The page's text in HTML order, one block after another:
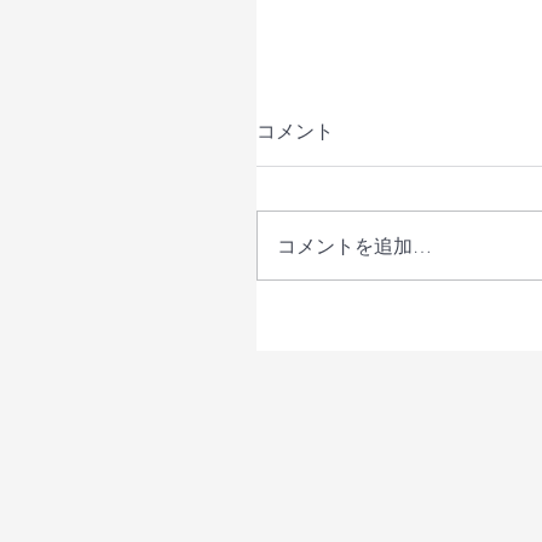
コメント
コメントを追加…